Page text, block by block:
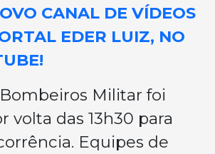
CANAL DE VÍDEOS
EDER LUIZ, NO
Militar foi
volta das 13h30 para
Equipes de